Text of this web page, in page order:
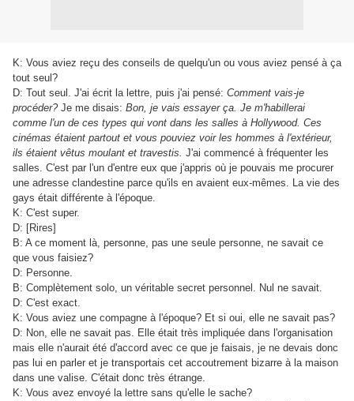
K: Vous aviez reçu des conseils de quelqu'un ou vous aviez pensé à ça
tout seul?
D: Tout seul. J'ai écrit la lettre, puis j'ai pensé: Comment vais-je
procéder?Je me disais: Bon, je vais essayer ça. Je m'habillerai
comme l'un de ces types qui vont dans les salles à Hollywood. Ces
cinémas étaient partout et vous pouviez voir les hommes à l'extérieur,
ils étaient vêtus moulant et travestis. J'ai commencé à fréquenter les
salles. C'est par l'un d'entre eux que j'appris où je pouvais me procurer
une adresse clandestine parce qu'ils en avaient eux-mêmes. La vie des
gays était différente à l'époque.
K: C'est super.
D: [Rires]
B: A ce moment là, personne, pas une seule personne, ne savait ce
que vous faisiez?
D: Personne.
B: Complètement solo, un véritable secret personnel. Nul ne savait.
D: C'est exact.
K: Vous aviez une compagne à l'époque? Et si oui, elle ne savait pas?
D: Non, elle ne savait pas. Elle était très impliquée dans l'organisation
mais elle n'aurait été d'accord avec ce que je faisais, je ne devais donc
pas lui en parler et je transportais cet accoutrement bizarre à la maison
dans une valise. C'était donc très étrange.
K: Vous avez envoyé la lettre sans qu'elle le sache?